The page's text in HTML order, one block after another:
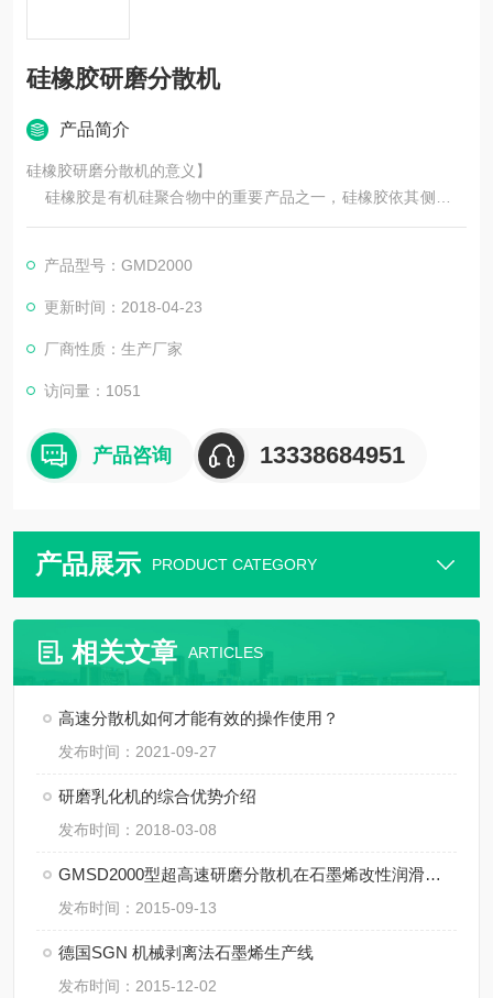
硅橡胶研磨分散机
产品简介
硅橡胶研磨分散机的意义】
硅橡胶是有机硅聚合物中的重要产品之一，硅橡胶依其侧基种
类的不同，可以分为二甲基硅橡胶、甲基乙烯基硅橡胶、甲基苯
硅橡胶。硅橡胶按其硫化机理可分为有机过氧化物引发自由基交
联型（热硫化型）、缩聚反应型（室温硫化型）和加成反应型三
产品型号：GMD2000
更新时间：2018-04-23
厂商性质：生产厂家
访问量：1051
产品咨询 13338684951
产品展示 PRODUCT CATEGORY
相关文章 ARTICLES
高速分散机如何才能有效的操作使用？
发布时间：2021-09-27
研磨乳化机的综合优势介绍
发布时间：2018-03-08
GMSD2000型超高速研磨分散机在石墨烯改性润滑油中的应用
发布时间：2015-09-13
德国SGN 机械剥离法石墨烯生产线
发布时间：2015-12-02